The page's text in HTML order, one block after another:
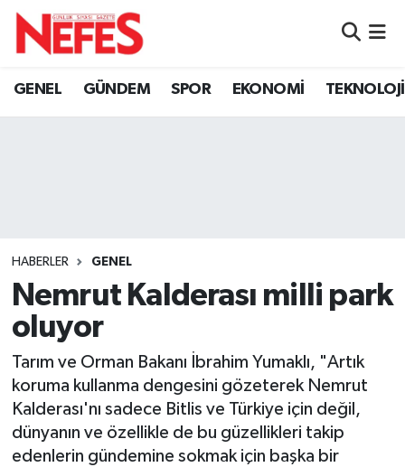
GENEL GÜNDEM SPOR EKONOMİ TEKNOLOJİ
HABERLER GENEL
Nemrut Kalderası milli park
oluyor
Tarım ve Orman Bakanı İbrahim Yumaklı, "Artık
koruma kullanma dengesini gözeterek Nemrut
Kalderası'nı sadece Bitlis ve Türkiye için değil,
dünyanın ve özellikle de bu güzellikleri takip
edenlerin gündemine sokmak için başka bir
Hava Durumu
Tüm Manşetler
Son Dakika Haberleri
Haber Arşivi